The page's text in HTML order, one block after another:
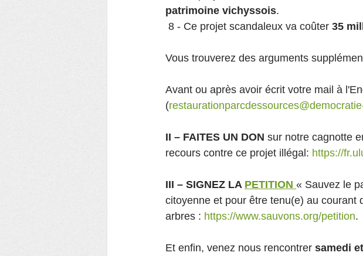
patrimoine vichyssois.
8 - Ce projet scandaleux va coûter 35
Vous trouverez des arguments
Avant ou après avoir écrit votre mail à
(
II – FAITES UN DON sur notre cagnotte
recours contre ce projet illégal: https://
III – SIGNEZ LA PETITION « Sauvez le
citoyenne et pour être tenu(e) au
arbres : https://www.sauvons.org/petition.
Et enfin, venez nous rencontrer samedi